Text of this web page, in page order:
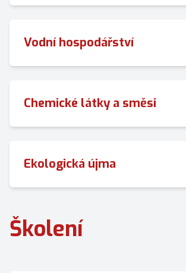
Vodní hospodářství
Chemické látky a směsi
Ekologická újma
Školení